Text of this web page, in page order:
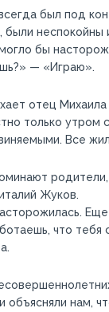
был под
были
бы
— «Играю».
отец
только
Все
Жуков.
что
объясняли нам,